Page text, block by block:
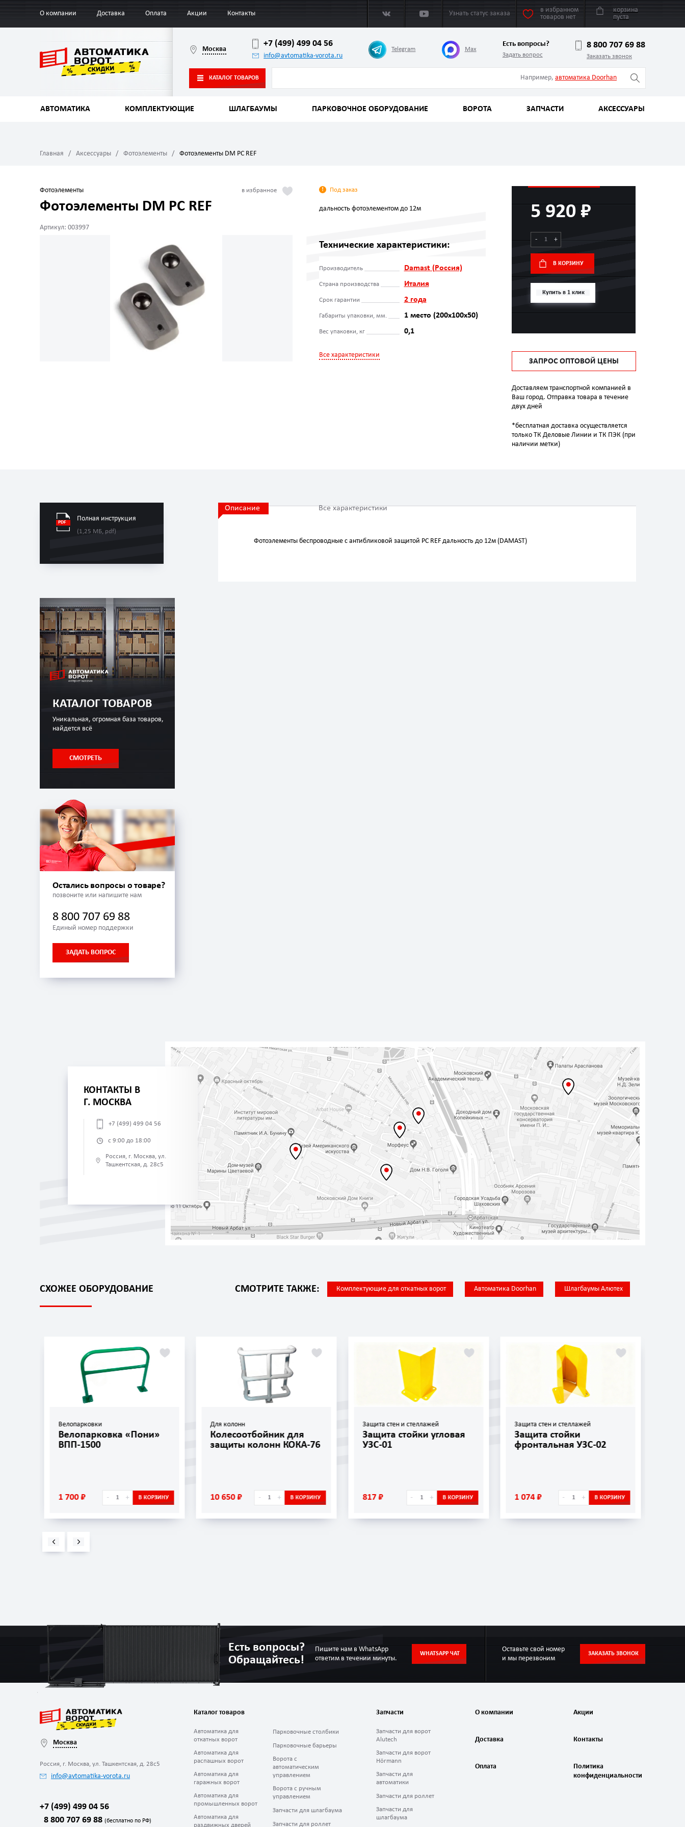
О компании Доставка Оплата Акции Контакты Узнать статус заказа
в избранном
товаров нет
корзина
пуста
Москва
+7 (499) 499 04 56
info@avtomatika-vorota.ru
Telegram Max
Есть вопросы?
Задать вопрос
8 800 707 69 88
Заказать звонок
КАТАЛОГ ТОВАРОВ Например, автоматика Doorhan
АВТОМАТИКА КОМПЛЕКТУЮЩИЕ ШЛАГБАУМЫ ПАРКОВОЧНОЕ ОБОРУДОВАНИЕ ВОРОТА ЗАПЧАСТИ АКСЕССУАРЫ
Главная Аксессуары Фотоэлементы Фотоэлементы DM PC REF
Фотоэлементы
Фотоэлементы DM PC REF
Артикул: 003997
Под заказ
дальность фотоэлементом до 12м
Технические характеристики:
Производитель Damast (Россия)
Страна производства Италия
Срок гарантии 2 года
Габариты упаковки, мм. 1 место (200х100х50)
Вес упаковки, кг 0,1
Все характеристики
5 920 ₽
- +
В КОРЗИНУ
Купить в 1 клик
ЗАПРОС ОПТОВОЙ ЦЕНЫ
Доставляем транспортной компанией в
Ваш город. Отправка товара в течение
двух дней
*бесплатная доставка осуществляется
только ТК Деловые Линии и ТК ПЭК (при
наличии метки)
Полная инструкция
(1,25 МБ, pdf)
КАТАЛОГ ТОВАРОВ
Уникальная, огромная база товаров,
найдется всё
СМОТРЕТЬ
Остались вопросы о товаре?
позвоните или напишите нам
8 800 707 69 88
Единый номер поддержки
ЗАДАТЬ ВОПРОС
Описание Все характеристики
Фотоэлементы беспроводные с антибликовой защитой PC REF дальность до 12м (DAMAST)
КОНТАКТЫ В
Г. МОСКВА
+7 (499) 499 04 56
с 9:00 до 18:00
Россия, г. Москва, ул.
Ташкентская, д. 28с5
СХОЖЕЕ ОБОРУДОВАНИЕ СМОТРИТЕ ТАКЖЕ: Комплектующие для откатных ворот Автоматика Doorhan Шлагбаумы Алютех
Велопарковки
Велопарковка «Пони»
ВПП-1500
1 700 ₽ - + В КОРЗИНУ
Для колонн
Колесоотбойник для
защиты колонн КОКА-76
10 650 ₽ - + В КОРЗИНУ
Защита стен и стеллажей
Защита стойки угловая
УЗС-01
817 ₽ - + В КОРЗИНУ
Защита стен и стеллажей
Защита стойки
фронтальная УЗС-02
1 074 ₽ - + В КОРЗИНУ
Есть вопросы?
Обращайтесь!
Пишите нам в WhatsApp
ответим в течении минуты.
WHATSAPP ЧАТ
Оставьте свой номер
и мы перезвоним
ЗАКАЗАТЬ ЗВОНОК
Москва
Россия, г. Москва, ул. Ташкентская, д. 28с5
info@avtomatika-vorota.ru
+7 (499) 499 04 56
8 800 707 69 88 (бесплатно по РФ)
Каталог товаров
Автоматика для
откатных ворот
Автоматика для
распашных ворот
Автоматика для
гаражных ворот
Автоматика для
промышленных ворот
Автоматика для
раздвижных дверей
Парковочные столбики
Парковочные барьеры
Ворота с
автоматическим
управлением
Ворота с ручным
управлением
Запчасти для шлагбаума
Запчасти для роллет
Запчасти
Запчасти для ворот
Alutech
Запчасти для ворот
Hörmann
Запчасти для
автоматики
Запчасти для роллет
Запчасти для
шлагбаума
О компании
Доставка
Оплата
Акции
Контакты
Политика
конфиденциальности